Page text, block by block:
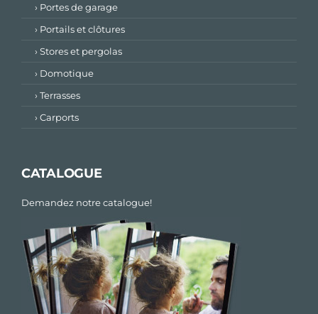
› Portes de garage
› Portails et clôtures
› Stores et pergolas
› Domotique
› Terrasses
› Carports
CATALOGUE
Demandez notre catalogue!